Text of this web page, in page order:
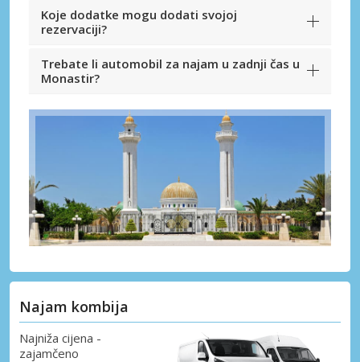
Koje dodatke mogu dodati svojoj
rezervaciji?
Trebate li automobil za najam u zadnji čas u
Monastir?
Najam kombija
Najniža cijena -
zajamčeno